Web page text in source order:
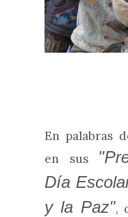
En palabras
en sus
Día
y la Paz",